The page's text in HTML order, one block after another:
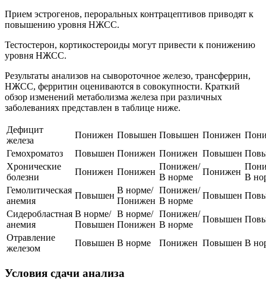
Прием эстрогенов, пероральных контрацептивов приводят к
повышению уровня НЖСС.
Тестостерон, кортикостероиды могут привести к понижению
уровня НЖСС.
Результаты анализов на сывороточное железо, трансферрин,
НЖСС, ферритин оцениваются в совокупности. Краткий
обзор изменений метаболизма железа при различных
заболеваниях представлен в таблице ниже.
Дефицит
железа
Понижен Повышен Повышен Понижен
Гемохроматоз
Повышен Понижен Понижен Повышен
Хронические
болезни
Понижен Понижен
Понижен/
В норме
Понижен
В
Гемолитическая
анемия
Повышен
В норме/
Понижен
Понижен/
В норме
Повышен
Сидеробластная
анемия
В норме/
Повышен
В норме/
Понижен
Понижен/
В норме
Повышен
Отравление
железом
Повышен В норме Понижен Повышен В
Условия сдачи анализа